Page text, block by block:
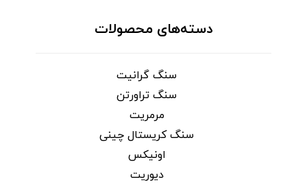
دسته‌های محصولات
سنگ گرانیت
سنگ تراورتن
مرمریت
سنگ کریستال چینی
اونیکس
دیوریت